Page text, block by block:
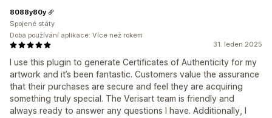
31. leden 2025
I use this plugin to generate Certificates of Authenticity for my
artwork and it’s been fantastic. Customers value the assurance
that their purchases are secure and feel they are acquiring
something truly special. The Verisart team is friendly and
always ready to answer any questions I have. Additionally, I
8088y80y
Spojené státy
Doba používání aplikace: Více než rokem